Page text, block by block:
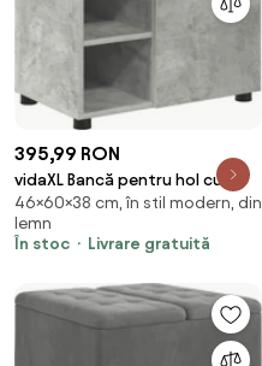
395,99 RON
vidaXL Bancă pentru hol cu
pernă cu raft Gri Beton 60 x 38
x 46 cm
46×60×38 cm, în stil modern, din
lemn
În stoc
Livrare gratuită